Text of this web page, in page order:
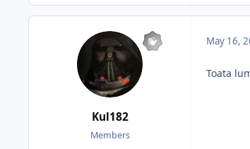
Kul182
Members
May 16,
Toata